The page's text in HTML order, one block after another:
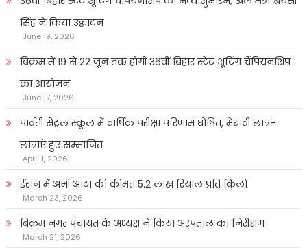
सिंह ने किया उद्घाटन
June 19, 2026
बिक्रम में 19 से 22 जून तक होगी 36वीं बिहार स्टेट शूटिंग चैंपियनशिप
का आयोजन
June 17, 2026
पार्वती सेंट्रल स्कूल में वार्षिक परीक्षा परिणाम घोषित, मेधावी छात्र-
छात्राएं हुए सम्मानित
April 1, 2026
ईरान में अभी आटा की कीमत 5.2 लाख रियाल प्रति किलो
March 23, 2026
बिक्रम नगर पंचायत के अध्यक्ष ने किया अस्पताल का निरीक्षण
March 21, 2026